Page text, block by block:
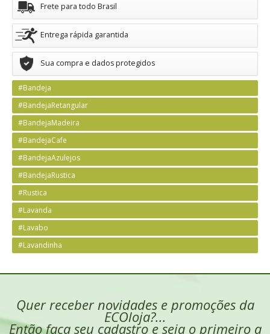
Frete para todo Brasil
Entrega rápida garantida
Sua compra e dados protegidos
#Bandeja
#BandejaRetangular
#BandejaMadeira
#BandejaCafe
#BandejaAzulejos
#BandejaRustica
#Rustica
#Lavanda
#Lavabo
#Lavandinha
Quer receber novidades e promoções da
ECOloja?...
Então faça seu cadastro e seja o primeiro a